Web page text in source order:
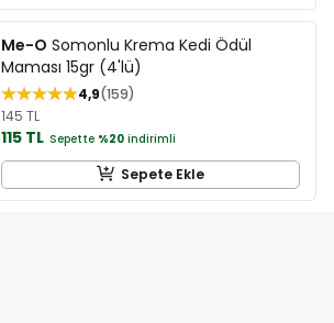
Me-O Somonlu Krema Kedi Ödül
Maması 15gr (4'lü)
4,9 159
145 TL
115 TL Sepette %20 indirimli
Sepete Ekle